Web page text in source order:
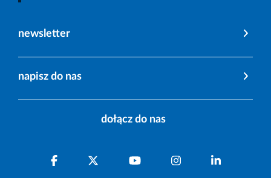
newsletter
napisz do nas
dołącz do nas